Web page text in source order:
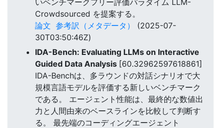
Crowdsourced を提案する。
論文 参考訳（メタデータ）
(2025-07-
30T03:50:46Z)
IDA-Bench: Evaluating LLMs on Interactive
Guided Data Analysis [60.32962597618861]
IDA-Benchは、多ラウンドの対話シナリオで大
規模言語モデルを評価する新しいベンチマーク
である。 エージェント性能は、最終的な数値出
力と人間由来のベースラインを比較して判断す
る。 最先端のコーディングエージェント